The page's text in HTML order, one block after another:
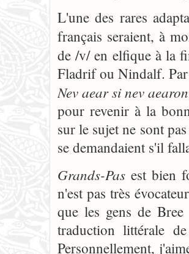
L'une des rares
français seraient, à
de /v/ en elfique à la
Fladrif ou Nindalf.
Nev aear si nev aearon
pour revenir à la
sur le sujet ne sont
se demandaient s'il
Grands-Pas est bien
n'est pas très
que les gens de
traduction littérale
Personnellement,